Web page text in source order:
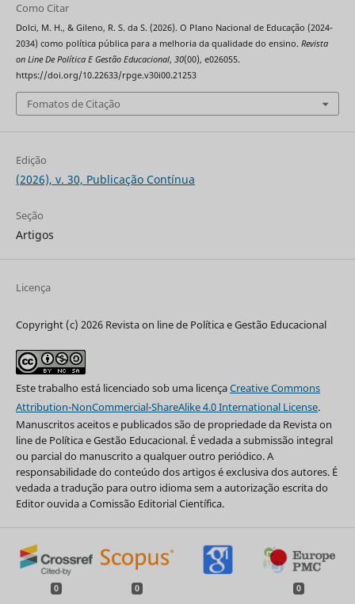
Como Citar
Dolci, M. H., & Gileno, R. S. da S. (2026). O Plano Nacional de Educação (2024-
2034) como política pública para a melhoria da qualidade do ensino. Revista
on Line De Política E Gestão Educacional, 30(00), e026055.
https://doi.org/10.22633/rpge.v30i00.21253
Fomatos de Citação
Edição
(2026), v. 30, Publicação Contínua
Seção
Artigos
Licença
Copyright (c) 2026 Revista on line de Política e Gestão Educacional
Este trabalho está licenciado sob uma licençaCreative Commons
Attribution-NonCommercial-ShareAlike 4.0 International License.
Manuscritos aceitos e publicados são de propriedade da Revista on
line de Política e Gestão Educacional. É vedada a submissão integral
ou parcial do manuscrito a qualquer outro periódico. A
responsabilidade do conteúdo dos artigos é exclusiva dos autores. É
vedada a tradução para outro idioma sem a autorização escrita do
Editor ouvida a Comissão Editorial Científica.
0 0 0